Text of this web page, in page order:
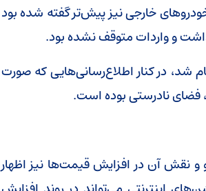
خارجی نیز پیش‌تر گفته شده بود
و واردات متوقف نشده بود.
شد، در کنار اطلاع‌رسانی‌هایی که صورت
نادرستی بوده است.
و نقش آن در افزایش قیمت‌ها نیز اظهار